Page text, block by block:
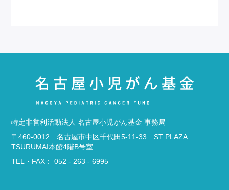
特定非営利活動法人 名古屋小児がん基金 事務局
〒460-0012 名古屋市中区千代田5-11-33 ST PLAZA
TSURUMAI本館4階B号室
TEL・FAX： 052 - 263 - 6995